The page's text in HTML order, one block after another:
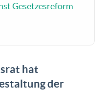
Gesetzesreform
hat
der